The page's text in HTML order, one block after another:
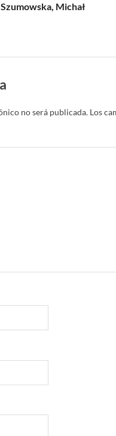
Michał
no será publicada. Los